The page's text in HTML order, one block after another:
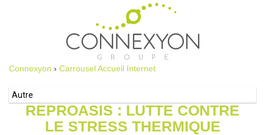
Connexyon › Carrousel Accueil Internet
Autre
REPROASIS : LUTTE CONTRE
LE STRESS THERMIQUE